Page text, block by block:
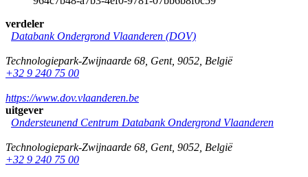
verdeler
Databank Ondergrond Vlaanderen (DOV)
Technologiepark-Zwijnaarde 68 Gent, 9052 België
+32 9 240 75 00
https://www.dov.vlaanderen.be
uitgever
Ondersteunend Centrum Databank Ondergrond Vlaanderen
Technologiepark-Zwijnaarde 68 Gent, 9052 België
+32 9 240 75 00